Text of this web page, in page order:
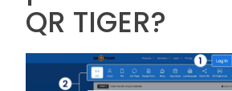
QR TIGER?